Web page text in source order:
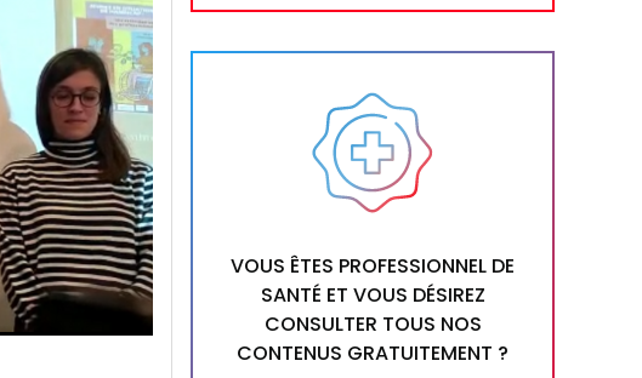
VOUS ÊTES PROFESSIONNEL DE
SANTÉ ET VOUS DÉSIREZ
CONSULTER TOUS NOS
CONTENUS GRATUITEMENT ?